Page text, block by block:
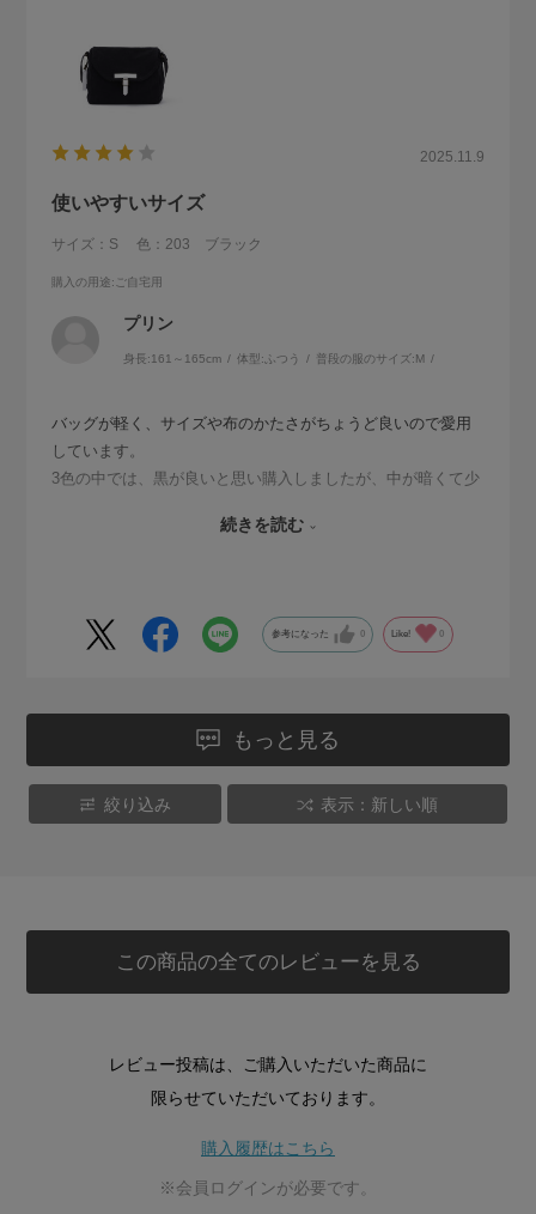
2025.11.9
使いやすいサイズ
サイズ：S 色：203 ブラック
購入の用途:ご自宅用
プリン
身長:161～165cm 体型: ふつう 普段の服のサイズ:M
バッグが軽く、サイズや布のかたさがちょうど良いので愛用
しています。
3色の中では、黒が良いと思い購入しましたが、中が暗くて少
ベージュやライトグレーなどがあったら良かったなと思いま
続きを読む
参考になった 0 Like! 0
もっと見る
絞り込み 表示：新しい順
この商品の全てのレビューを見る
レビュー投稿は、ご購入いただいた商品に
限らせていただいております。
購入履歴はこちら
※会員ログインが必要です。